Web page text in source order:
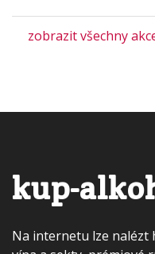
zobrazit všechny
kup-
Na internetu lze nalézt